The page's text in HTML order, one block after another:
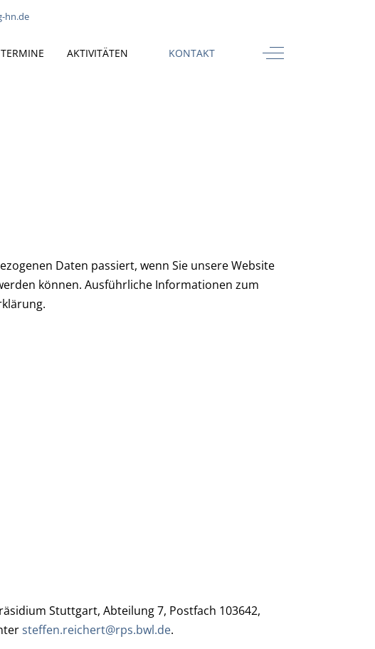
hn.de
TERMINE AKTIVITÄTEN KONTAKT Off-Canvas Toggle
Daten passiert, wenn Sie unsere Website
können. Ausführliche Informationen zum
Stuttgart, Abteilung 7, Postfach 103642,
steffen.reichert@rps.bwl.de.